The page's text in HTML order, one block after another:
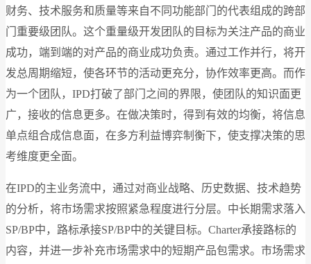
财务、技术服务和质量等来自不同功能部门的代表组成的跨部
门重要级团队。这个重量级开发团队的目标为关注产品的商业
成功，端到端的对产品的商业成功负责。通过工作并行，将开
发总周期缩短，使各环节的活动更充分，协作效率更高。而作
为一个团队，IPD打破了部门之间的界限，使团队的知识面更
广，接收的信息更多。在做决策时，得到有效的均衡，将信息
单点组合成信息面，在多方利益博弈制衡下，使支撑决策的思
考维度更全面。
在IPD的主业务流中，通过对商业战略、历史数据、技术趋势
的分析，将市场需求按照紧急程度进行分层。中长期需求落入
SP/BP中，路标承接SP/BP中的关键目标。Charter承接路标的
内容，并进一步补充市场需求中的短期产品包需求。市场需求